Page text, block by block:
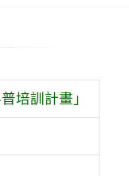
培訓計畫」